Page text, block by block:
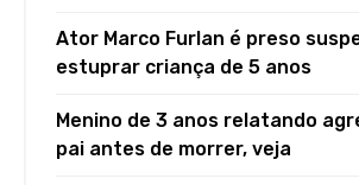
Ator Marco Furlan é preso
estuprar criança de 5 anos
Menino de 3 anos relatando
pai antes de morrer, veja